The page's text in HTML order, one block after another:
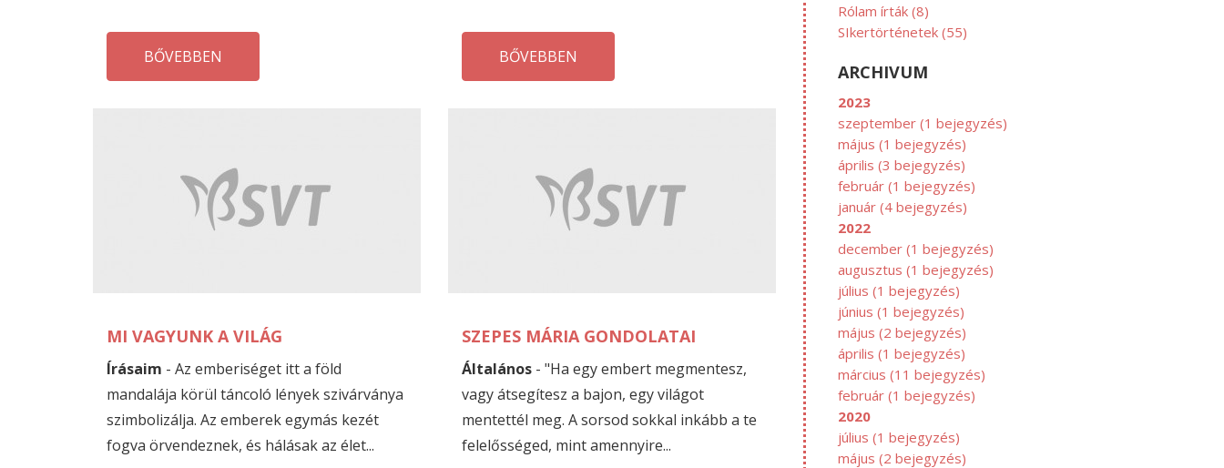
BŐVEBBEN BŐVEBBEN
MI VAGYUNK A VILÁG
Írásaim - Az emberiséget itt a föld
mandalája körül táncoló lények szivárványa
szimbolizálja. Az emberek egymás kezét
fogva örvendeznek, és hálásak az élet...
OKTÓBER
03
SZEPES MÁRIA GONDOLATAI
Általános - "Ha egy embert megmentesz,
vagy átsegítesz a bajon, egy világot
mentettél meg. A sorsod sokkal inkább a te
felelősséged, mint amennyire...
Rólam írták (8)
SIkertörténetek (55)
ARCHIVUM
2023
szeptember (1 bejegyzés)
május (1 bejegyzés)
április (3 bejegyzés)
február (1 bejegyzés)
január (4 bejegyzés)
2022
december (1 bejegyzés)
augusztus (1 bejegyzés)
július (1 bejegyzés)
június (1 bejegyzés)
május (2 bejegyzés)
április (1 bejegyzés)
március (11 bejegyzés)
február (1 bejegyzés)
2020
július (1 bejegyzés)
május (2 bejegyzés)